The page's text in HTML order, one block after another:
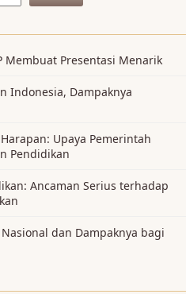
Membuat Presentasi Menarik
Indonesia, Dampaknya
Upaya Pemerintah
Pendidikan
Ancaman Serius terhadap
dan Dampaknya bagi